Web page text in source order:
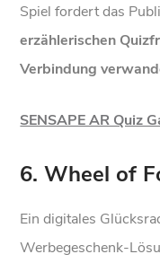
Spiel fordert das
erzählerischen
Verbindung
SENSAPE AR Quiz
6. Wheel of
Ein digitales
Werbegeschenk-